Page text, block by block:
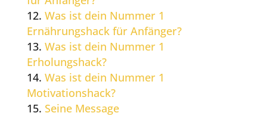
Was ist dein Nummer 1
Ernährungshack für Anfänger?
Was ist dein Nummer 1
Erholungshack?
Was ist dein Nummer 1
Motivationshack?
Seine Message